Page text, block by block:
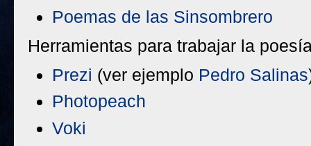
Poemas de las Sinsombrero
Herramientas para trabajar la
Prezi (ver ejemplo Pedro Salinas
Photopeach
Voki